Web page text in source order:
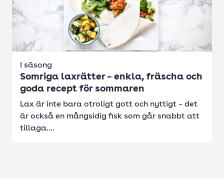
I säsong
Somriga laxrätter – enkla, fräscha och
goda recept för sommaren
Lax är inte bara otroligt gott och nyttigt – det
är också en mångsidig fisk som går snabbt att
tillaga....